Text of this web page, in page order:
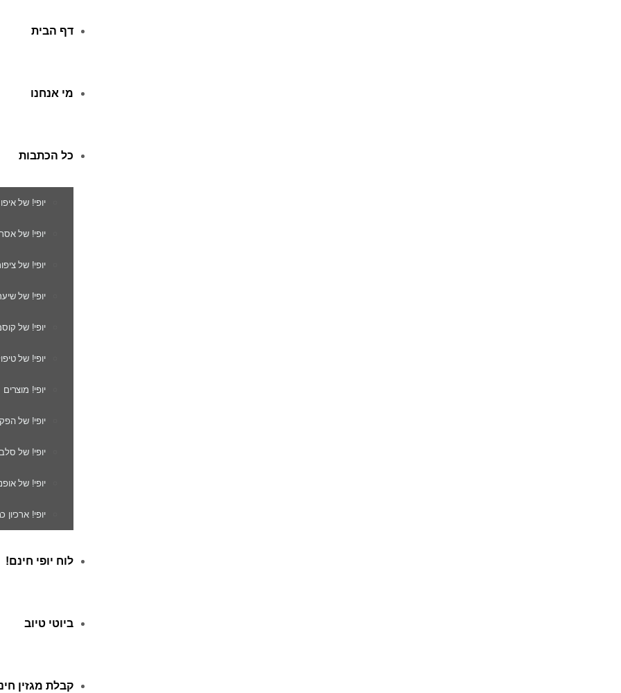
דף הבית
מי אנחנו
כל הכתבות
יופי! של
יופי! של
יופי! של
יופי! של
יופי! של
יופי! של
יופי!
יופי! של
יופי! של
יופי! של
יופי! ארכיון
לוח יופי חינם!
ביוטי טיוב
קבלת מגזין